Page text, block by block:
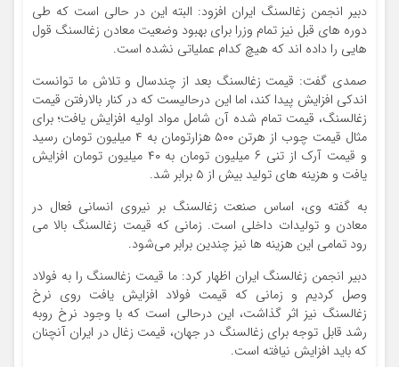
دبیر انجمن زغالسنگ ایران افزود: البته این در حالی است که طی
دوره های قبل نیز تمام وزرا برای بهبود وضعیت معادن زغالسنگ قول
هایی را داده اند که هیچ کدام عملیاتی نشده است.
صمدی گفت: قیمت زغالسنگ بعد از چندسال و تلاش ما توانست
اندکی افزایش پیدا کند، اما این درحالیست که در کنار بالارفتن قیمت
زغالسنگ، قیمت تمام شده آن شامل مواد اولیه افزایش یافت؛ برای
مثال قیمت چوب از هرتن ۵۰۰ هزارتومان به ۴ میلیون تومان رسید
و قیمت آرک از تنی ۶ میلیون تومان به ۴۰ میلیون تومان افزایش
یافت و هزینه های تولید بیش از ۵ برابر شد.
به گفته وی، اساس صنعت زغالسنگ بر نیروی انسانی فعال در
معادن و تولیدات داخلی است. زمانی که قیمت زغالسنگ بالا می
رود تمامی این هزینه ها نیز چندین برابر می‌شود.
دبیر انجمن زغالسنگ ایران اظهار کرد: ما قیمت زغالسنگ را به فولاد
وصل کردیم و زمانی که قیمت فولاد افزایش یافت روی نرخ
زغالسنگ نیز اثر گذاشت، این درحالی است که با وجود نرخ روبه
رشد قابل توجه برای زغالسنگ در جهان، قیمت زغال در ایران آنچنان
که باید افزایش نیافته است.